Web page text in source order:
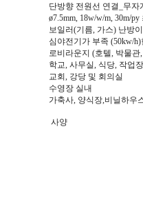
단방향 전원선 연결_무자
ø7.5mm, 18w/w/m, 30m/
보일러(기름, 가스) 난방
심야전기가 부족 (50kw/
로비라운지 (호텔, 박물관
학교, 사무실, 식당, 작업
교회, 강당 및 회의실
수영장 실내
가축사, 양식장,비닐하우
사양